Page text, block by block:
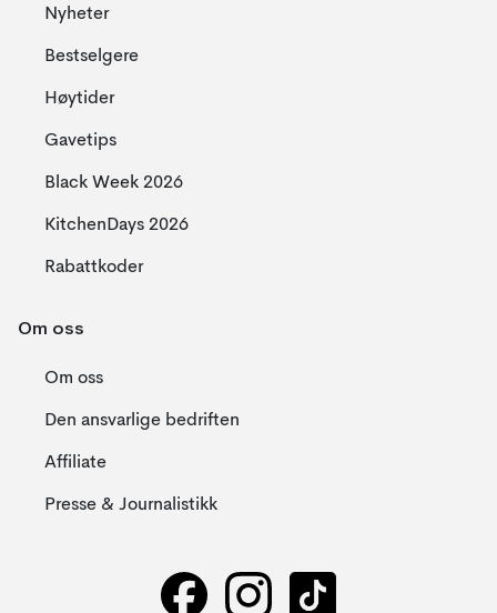
Nyheter
Bestselgere
Høytider
Gavetips
Black Week 2026
KitchenDays 2026
Rabattkoder
Om oss
Om oss
Den ansvarlige bedriften
Affiliate
Presse & Journalistikk